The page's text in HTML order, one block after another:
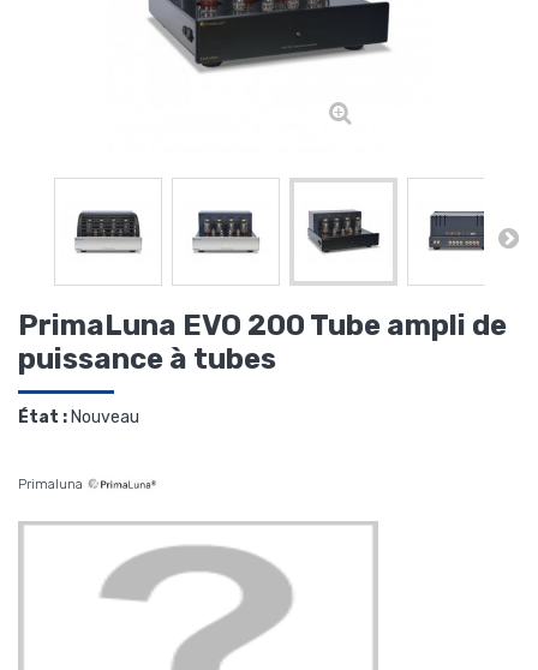
PrimaLuna EVO 200 Tube ampli de
puissance à tubes
État :Nouveau
Primaluna